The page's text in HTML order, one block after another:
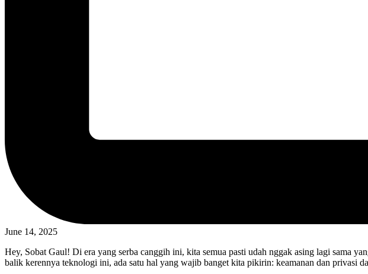
June 14, 2025
Hey, Sobat Gaul! Di era yang serba canggih ini, kita semua pasti udah nggak asing lagi sama
balik kerennya teknologi ini, ada satu hal yang wajib banget kita pikirin: keamanan dan privasi